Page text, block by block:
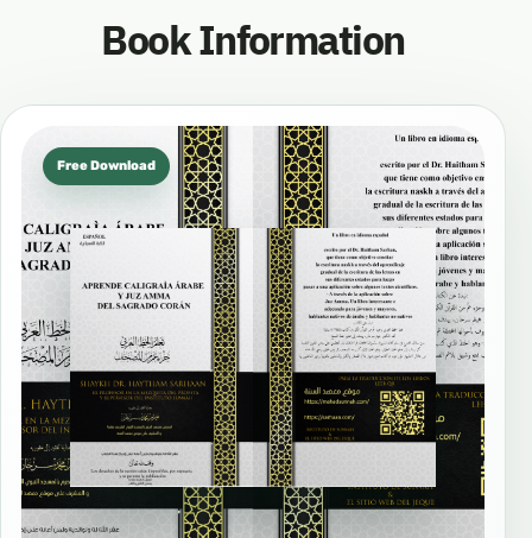
Book Information
Free Download